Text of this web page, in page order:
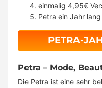
einmalig 4,95€
Petra ein Jahr
PETRA-
Petra – Mode,
Die Petra ist eine sehr